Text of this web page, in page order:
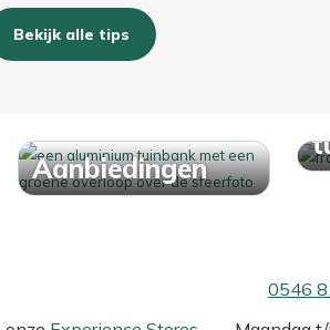
Bekijk alle tips
Aanbiedingen
0546